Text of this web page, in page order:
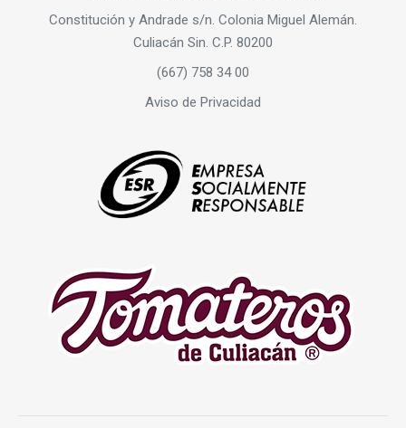
Constitución y Andrade s/n. Colonia Miguel Alemán.
Culiacán Sin. C.P. 80200
(667) 758 34 00
Aviso de Privacidad